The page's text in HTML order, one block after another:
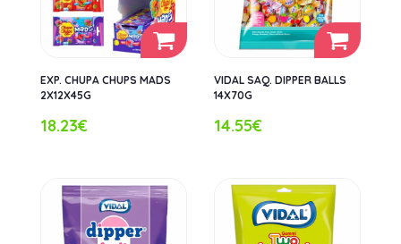
EXP. CHUPA CHUPS MADS
2X12X45G
18.23€
VIDAL SAQ. DIPPER BALLS
14X70G
14.55€